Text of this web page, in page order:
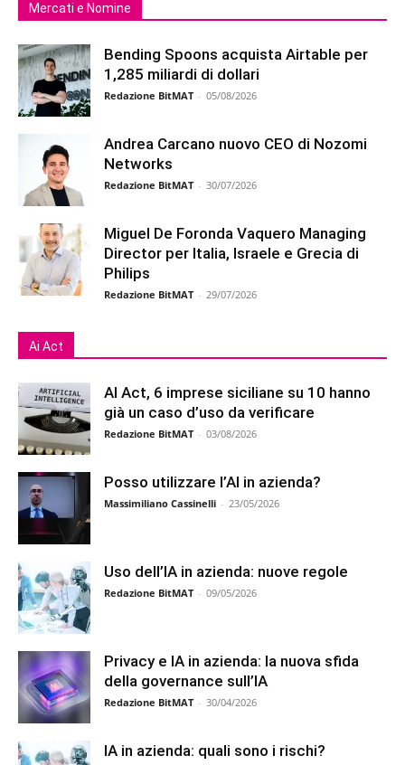
Mercati e Nomine
Bending Spoons acquista Airtable per
1,285 miliardi di dollari
Redazione BitMAT - 05/08/2026
Andrea Carcano nuovo CEO di Nozomi
Networks
Redazione BitMAT - 30/07/2026
Miguel De Foronda Vaquero Managing
Director per Italia, Israele e Grecia di
Philips
Redazione BitMAT - 29/07/2026
Ai Act
AI Act, 6 imprese siciliane su 10 hanno
già un caso d’uso da verificare
Redazione BitMAT - 03/08/2026
Posso utilizzare l’AI in azienda?
Massimiliano Cassinelli - 23/05/2026
Uso dell’IA in azienda: nuove regole
Redazione BitMAT - 09/05/2026
Privacy e IA in azienda: la nuova sfida
della governance sull’IA
Redazione BitMAT - 30/04/2026
IA in azienda: quali sono i rischi?